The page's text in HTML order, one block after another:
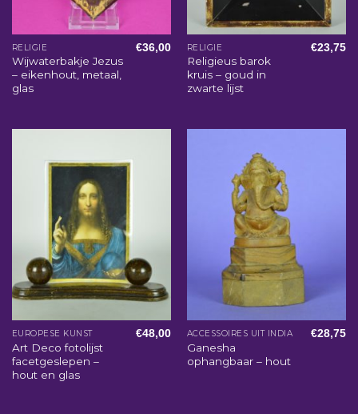
RELIGIE
Wijwaterbakje Jezus
– eikenhout, metaal,
glas
€36,00 RELIGIE
Religieus barok
kruis – goud in
zwarte lijst
€23,75
EUROPESE KUNST
Art Deco fotolijst
facetgeslepen –
hout en glas
€48,00 ACCESSOIRES UIT INDIA
Ganesha
ophangbaar – hout
€28,75